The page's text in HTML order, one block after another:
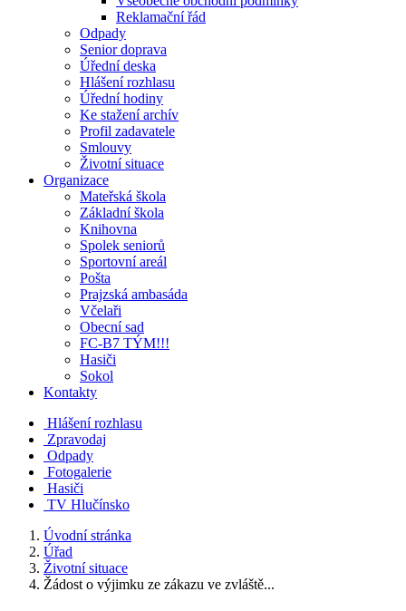
Reklamační řád
Odpady
Senior doprava
Úřední deska
Hlášení rozhlasu
Úřední hodiny
Ke stažení archív
Profil zadavatele
Smlouvy
Životní situace
Organizace
Mateřská škola
Základní škola
Knihovna
Spolek seniorů
Sportovní areál
Pošta
Prajzská ambasáda
Včelaři
Obecní sad
FC-B7 TÝM!!!
Hasiči
Sokol
Kontakty
Hlášení rozhlasu
Zpravodaj
Odpady
Fotogalerie
Hasiči
TV Hlučínsko
Úvodní stránka
Úřad
Životní situace
Žádost o výjimku ze zákazu ve zvláště...